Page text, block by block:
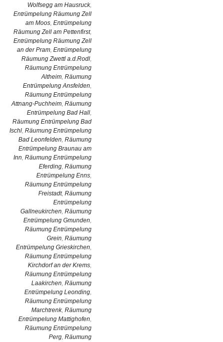
Wolfsegg am Hausruck,
Entrümpelung Räumung Zell
am Moos, Entrümpelung
Räumung Zell am Pettenfirst,
Entrümpelung Räumung Zell
an der Pram, Entrümpelung
Räumung Zwettl a.d.Rodl,
Räumung Entrümpelung
Altheim, Räumung
Entrümpelung Ansfelden,
Räumung Entrümpelung
Attnang-Puchheim, Räumung
Entrümpelung Bad Hall,
Räumung Entrümpelung Bad
Ischl, Räumung Entrümpelung
Bad Leonfelden, Räumung
Entrümpelung Braunau am
Inn, Räumung Entrümpelung
Eferding, Räumung
Entrümpelung Enns,
Räumung Entrümpelung
Freistadt, Räumung
Entrümpelung
Gallneukirchen, Räumung
Entrümpelung Gmunden,
Räumung Entrümpelung
Grein, Räumung
Entrümpelung Grieskirchen,
Räumung Entrümpelung
Kirchdorf an der Krems,
Räumung Entrümpelung
Laakirchen, Räumung
Entrümpelung Leonding,
Räumung Entrümpelung
Marchtrenk, Räumung
Entrümpelung Mattighofen,
Räumung Entrümpelung
Perg, Räumung